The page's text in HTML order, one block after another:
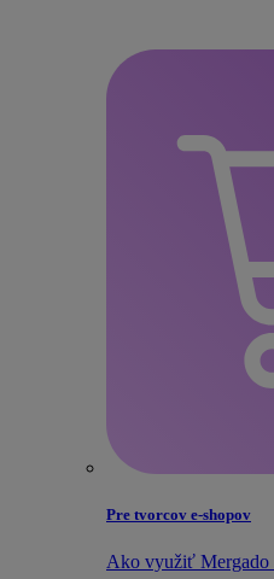
Pre tvorcov e‑shopov
Ako využiť Mergado